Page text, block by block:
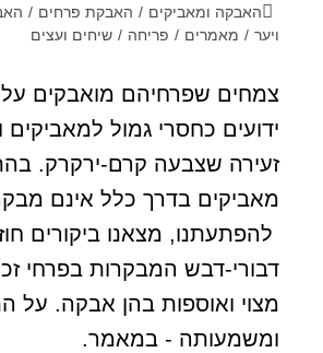
האבקה ומאביקים / האבקת פרחים /
ויער / מאמרים / פריחה / שיחים ועצים
צמחים שפרחיהם מואבקים על
ידועים כחסרי גמול למאביקים
זעירה שצבעה קרם-ירקרק.
מאביקים בדרך כלל אינם
להפתעתנו, מצאנו ביקורים
דבורי-דבש המבקרות בפרחי
מצוי ואוספות בהן אבקה. על
ומשמעותה - במאמר.